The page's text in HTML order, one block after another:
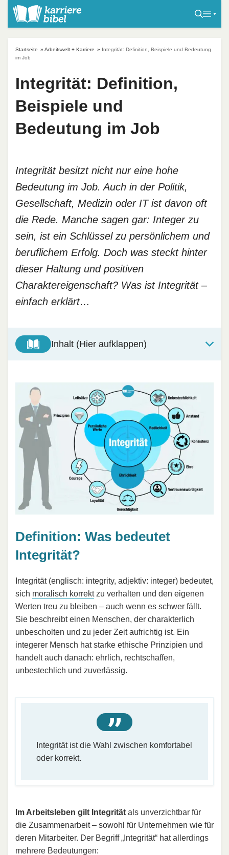
Startseite » Arbeitswelt + Karriere » Integrität: Definition, Beispiele und Bedeutung
im Job
Integrität: Definition,
Beispiele und
Bedeutung im Job
Integrität besitzt nicht nur eine hohe
Bedeutung im Job. Auch in der Politik,
Gesellschaft, Medizin oder IT ist davon oft
die Rede. Manche sagen gar: Integer zu
sein, ist ein Schlüssel zu persönlichem und
beruflichem Erfolg. Doch was steckt hinter
dieser Haltung und positiven
Charaktereigenschaft? Was ist Integrität –
einfach erklärt…
Inhalt (Hier aufklappen)
Definition: Was bedeutet
Integrität?
Integrität (englisch: integrity, adjektiv: integer) bedeutet,
sich moralisch korrektzu verhalten und den eigenen
Werten treu zu bleiben – auch wenn es schwer fällt.
Sie beschreibt einen Menschen, der charakterlich
unbescholten und zu jeder Zeit aufrichtig ist. Ein
integerer Mensch hat starke ethische Prinzipien und
handelt auch danach: ehrlich, rechtschaffen,
unbestechlich und zuverlässig.
Integrität ist die Wahl zwischen komfortabel
oder korrekt.
Im Arbeitsleben gilt Integrität als unverzichtbar für
die Zusammenarbeit – sowohl für Unternehmen wie für
deren Mitarbeiter. Der Begriff „Integrität“ hat allerdings
mehrere Bedeutungen: